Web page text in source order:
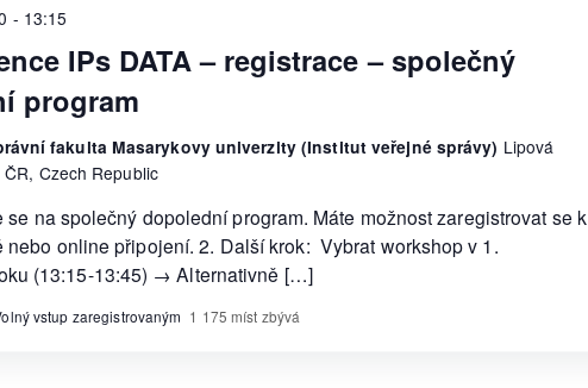
IPs DATA – registrace – společný
program
- 13:15
fakulta Masarykovy univerzity (Institut veřejné správy) Lipová
Czech Republic
se na společný dopolední program. Máte možnost zaregistrovat se k
nebo online připojení. 2. Další krok: Vybrat workshop v 1.
(13:15-13:45) → Alternativně […]
vstup zaregistrovaným 1 175 míst zbývá